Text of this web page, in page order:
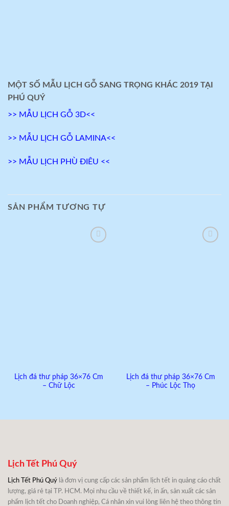
MỘT SỐ MẪU LỊCH GỖ SANG TRỌNG KHÁC 2019 TẠI
PHÚ QUÝ
>> MẪU LỊCH GỖ 3D<<
>> MẪU LỊCH GỖ LAMINA<<
>> MẪU LỊCH PHÙ ĐIÊU <<
SẢN PHẨM TƯƠNG TỰ
Lịch đá thư pháp 36×76 Cm
– Chữ Lộc
Lịch đá thư pháp 36×76 Cm
– Phúc Lộc Thọ
Lịch Tết Phú Quý
Lịch Tết Phú Quý là đơn vị cung cấp các sản phẩm lịch tết in quảng cáo chất
lượng, giá rẻ tại TP. HCM. Mọi nhu cầu về thiết kế, in ấn, sản xuất các sản
phẩm lịch tết cho Doanh nghiệp, Cá nhân xin vui lòng liên hệ theo thông tin